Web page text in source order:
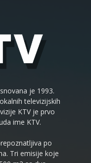
je 1993.
televizijskih
KTV je prvo
ime KTV.
po
Tri emisije koje